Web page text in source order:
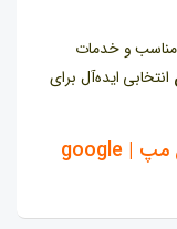
مناسب و خدمات
انتخابی ایده‌آل برای
لوکیشن هتل رزیدنت ایروان در گوگل مپ | google